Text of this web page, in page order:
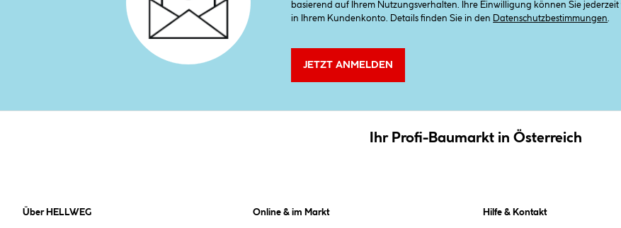
basierend auf Ihrem Nutzungsverhalten. Ihre Einwilligung können Sie
in Ihrem Kundenkonto. Details finden Sie in den
Datenschutzbestimmungen
JETZT ANMELDEN
Ihr Profi-Baumarkt in Österreich
Über HELLWEG Online & im Markt Hilfe & Kontakt